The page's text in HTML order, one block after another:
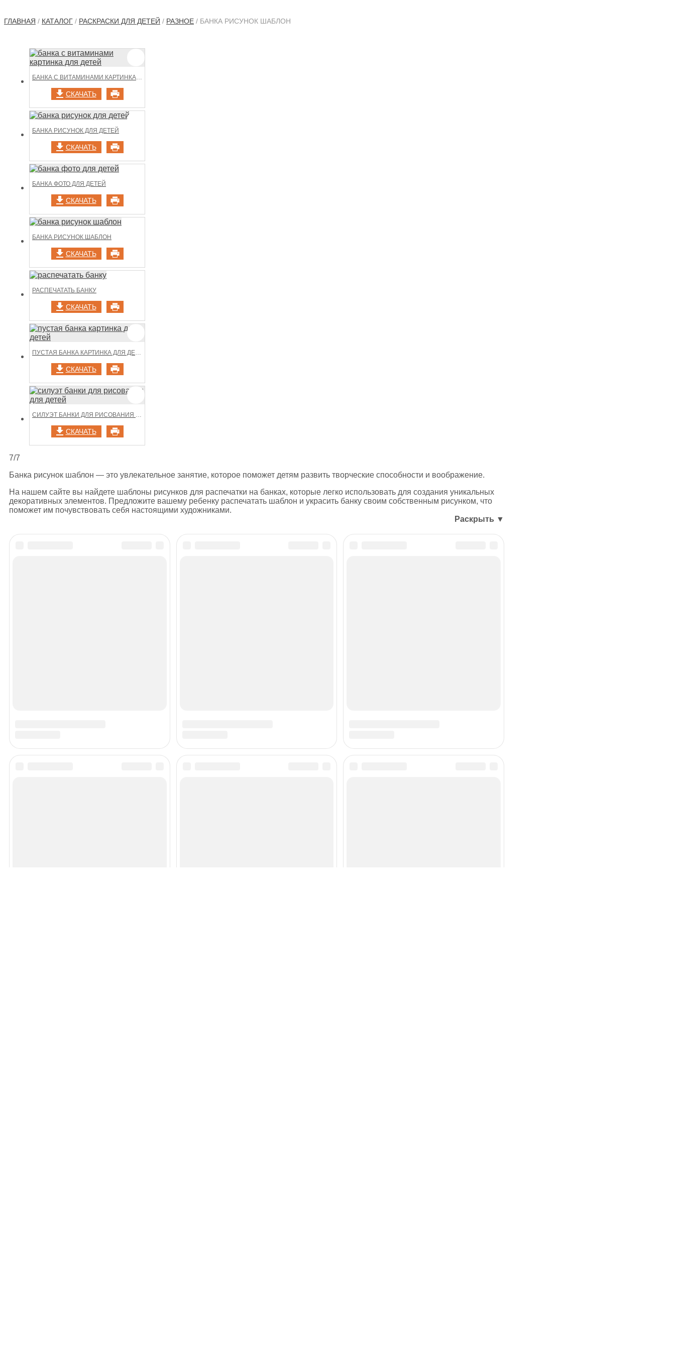
ГЛАВНАЯ / КАТАЛОГ / РАСКРАСКИ ДЛЯ ДЕТЕЙ / РАЗНОЕ / БАНКА РИСУНОК ШАБЛОН
БАНКА С ВИТАМИНАМИ КАРТИНКА ДЛЯ ДЕТЕЙ
СКАЧАТЬ
БАНКА РИСУНОК ДЛЯ ДЕТЕЙ
СКАЧАТЬ
БАНКА ФОТО ДЛЯ ДЕТЕЙ
СКАЧАТЬ
БАНКА РИСУНОК ШАБЛОН
СКАЧАТЬ
РАСПЕЧАТАТЬ БАНКУ
СКАЧАТЬ
ПУСТАЯ БАНКА КАРТИНКА ДЛЯ ДЕТЕЙ
СКАЧАТЬ
СИЛУЭТ БАНКИ ДЛЯ РИСОВАНИЯ ДЛЯ ДЕТЕЙ
СКАЧАТЬ
7/7
Банка рисунок шаблон — это увлекательное занятие, которое поможет детям развить творческие способности и воображение.
На нашем сайте вы найдете шаблоны рисунков для распечатки на банках, которые легко использовать для создания уникальных
декоративных элементов. Предложите вашему ребенку распечатать шаблон и украсить банку своим собственным рисунком, что
поможет им почувствовать себя настоящими художниками.
Раскрыть ▼